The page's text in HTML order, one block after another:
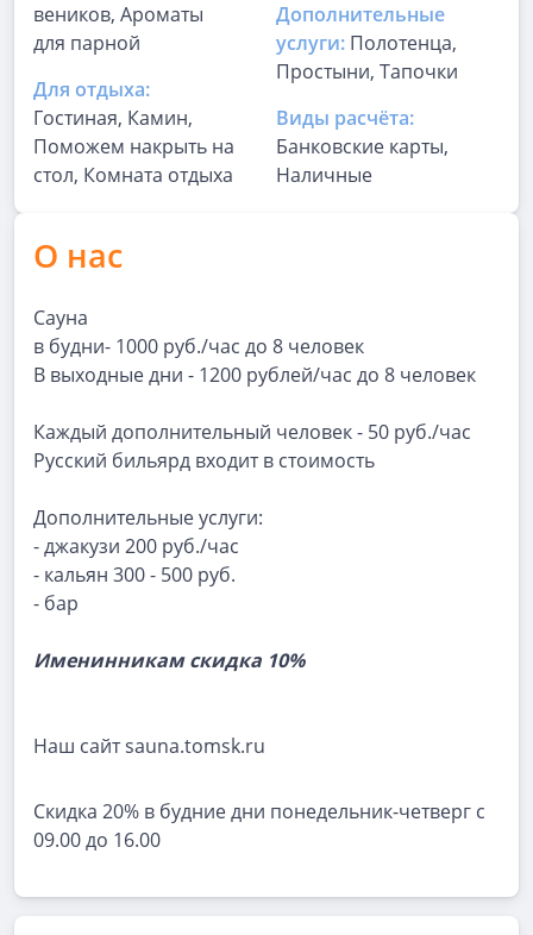
веников, Ароматы
для парной
Для отдыха:
Гостиная, Камин,
Поможем накрыть на
стол, Комната отдыха
Дополнительные
услуги: Полотенца,
Простыни, Тапочки
Виды расчёта:
Банковские карты,
Наличные
О нас
Сауна
в будни- 1000 руб./час до 8 человек
В выходные дни - 1200 рублей/час до 8 человек
Каждый дополнительный человек - 50 руб./час
Русский бильярд входит в стоимость
Дополнительные услуги:
- джакузи 200 руб./час
- кальян 300 - 500 руб.
- бар
Именинникам скидка 10%
Наш сайт sauna.tomsk.ru
Скидка 20% в будние дни понедельник-четверг с
09.00 до 16.00